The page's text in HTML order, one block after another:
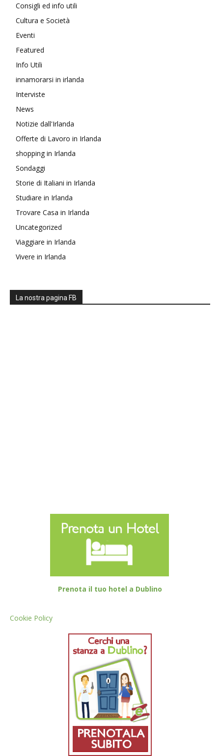
Consigli ed info utili
Cultura e Società
Eventi
Featured
Info Utili
innamorarsi in irlanda
Interviste
News
Notizie dall'Irlanda
Offerte di Lavoro in Irlanda
shopping in Irlanda
Sondaggi
Storie di Italiani in Irlanda
Studiare in Irlanda
Trovare Casa in Irlanda
Uncategorized
Viaggiare in Irlanda
Vivere in Irlanda
La nostra pagina FB
Prenota il tuo hotel a Dublino
Cookie Policy